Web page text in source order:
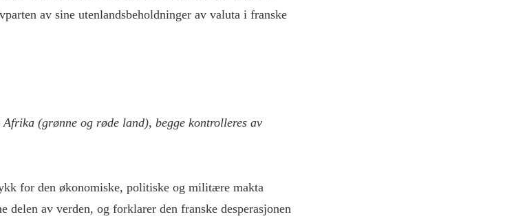
av sine utenlandsbeholdninger av valuta i franske
(grønne og røde land), begge kontrolleres av
for den økonomiske, politiske og militære makta
delen av verden, og forklarer den franske desperasjonen